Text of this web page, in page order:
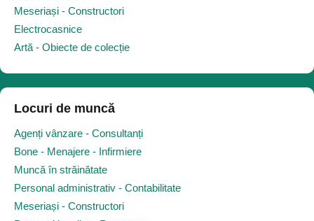
Meseriași - Constructori
Electrocasnice
Artă - Obiecte de colecție
Locuri de muncă
Agenți vânzare - Consultanți
Bone - Menajere - Infirmiere
Muncă în străinătate
Personal administrativ - Contabilitate
Meseriași - Constructori